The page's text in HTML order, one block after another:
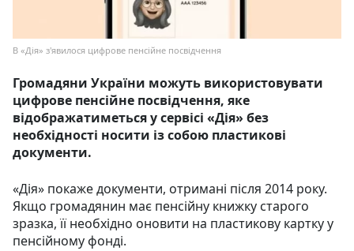
В «Дія» з'явилося цифрове пенсійне посвідчення
Громадяни України можуть використовувати
цифрове пенсійне посвідчення, яке
відображатиметься у сервісі «Дія» без
необхідності носити із собою пластикові
документи.
«Дія» покаже документи, отримані після 2014 року.
Якщо громадянин має пенсійну книжку старого
зразка, її необхідно оновити на пластикову картку у
пенсійному фонді.